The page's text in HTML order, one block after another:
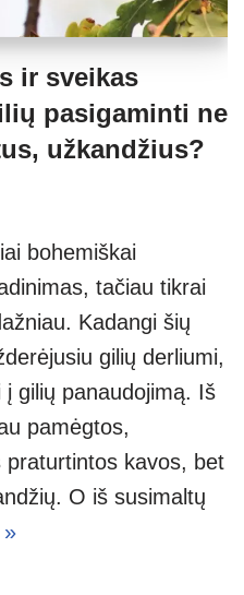
ir sveikas
pasigaminti ne
užkandžius?
bohemiškai
tačiau tikrai
Kadangi šių
gilių derliumi,
gilių panaudojimą. Iš
pamėgtos,
praturtintos kavos, bet
O iš susimaltų
»